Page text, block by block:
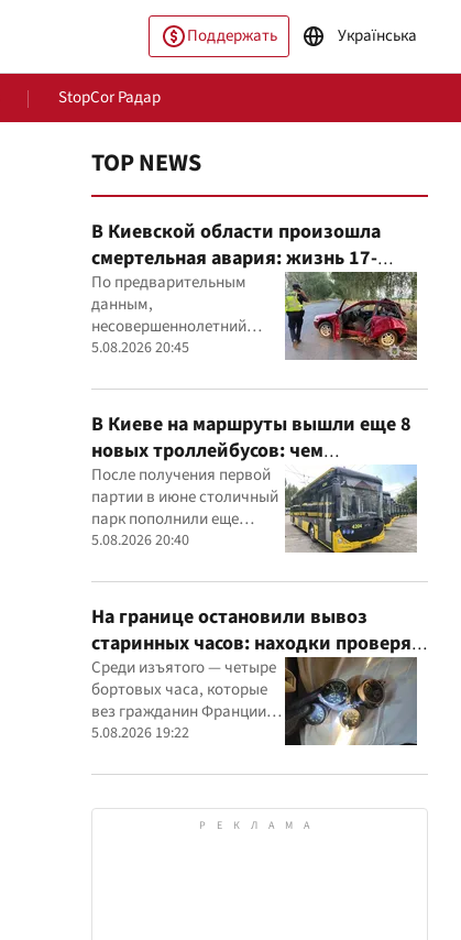
Поддержать Українська
StopCor Радар
Мир
TOP NEWS
В Киевской области произошла
смертельная авария: жизнь 17-
летнего водителя спасти не удалось
По предварительным
данным,
несовершеннолетний
водитель Mitsubishi не
после чего автомобиль
врезался в дерево
5.08.2026 20:45
В Киеве на маршруты вышли еще 8
новых троллейбусов: чем
оборудовали транспорт
После получения первой
партии в июне столичный
парк пополнили еще
восемью современными
5.08.2026 20:40
На границе остановили вывоз
старинных часов: находки проверят
эксперты
Среди изъятого — четыре
бортовых часа, которые
вез гражданин Франции, и
настенные часы начала ХХ
автомобиле украинца
5.08.2026 19:22